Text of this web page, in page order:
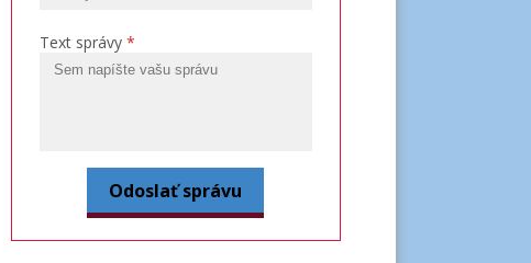
Text správy*